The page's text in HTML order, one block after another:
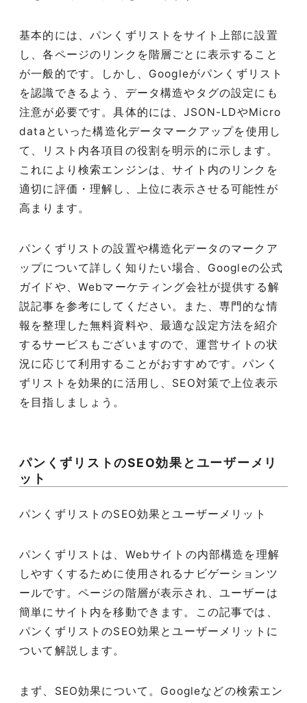
基本的には、パンくずリストをサイト上部に設置
し、各ページのリンクを階層ごとに表示すること
が一般的です。しかし、Googleがパンくずリスト
を認識できるよう、データ構造やタグの設定にも
注意が必要です。具体的には、JSON-LDやMicro
dataといった構造化データマークアップを使用し
て、リスト内各項目の役割を明示的に示します。
これにより検索エンジンは、サイト内のリンクを
適切に評価・理解し、上位に表示させる可能性が
高まります。
パンくずリストの設置や構造化データのマークア
ップについて詳しく知りたい場合、Googleの公式
ガイドや、Webマーケティング会社が提供する解
説記事を参考にしてください。また、専門的な情
報を整理した無料資料や、最適な設定方法を紹介
するサービスもございますので、運営サイトの状
況に応じて利用することがおすすめです。パンく
ずリストを効果的に活用し、SEO対策で上位表示
を目指しましょう。
パンくずリストのSEO効果とユーザーメリ
ット
パンくずリストのSEO効果とユーザーメリット
パンくずリストは、Webサイトの内部構造を理解
しやすくするために使用されるナビゲーションツ
ールです。ページの階層が表示され、ユーザーは
簡単にサイト内を移動できます。この記事では、
パンくずリストのSEO効果とユーザーメリットに
ついて解説します。
まず、SEO効果について。Googleなどの検索エン